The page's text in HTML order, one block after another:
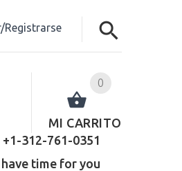
Registrarse
0
MI CARRITO
+1-312-761-0351
time for you